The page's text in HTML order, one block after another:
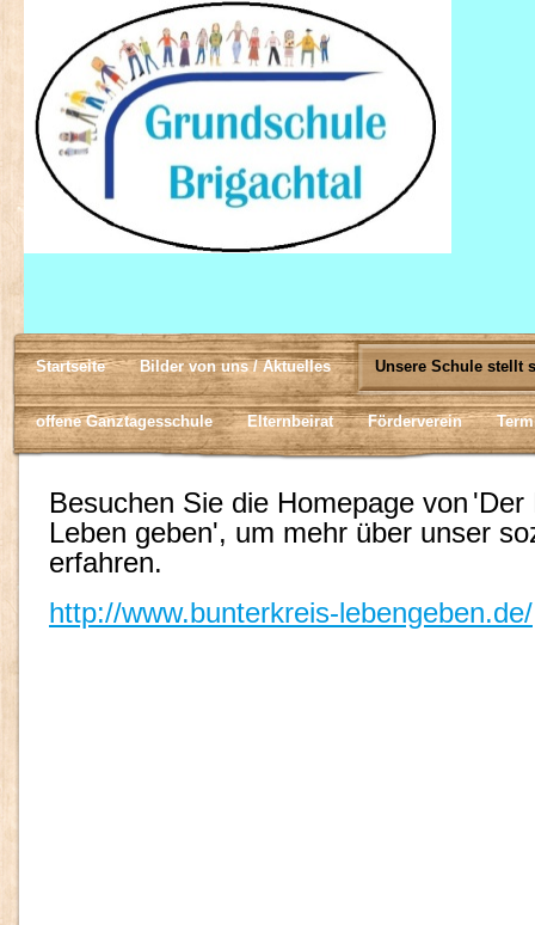
Startseite Bilder von uns / Aktuelles Unsere Schule stellt
offene Ganztagesschule Elternbeirat Förderverein
Besuchen Sie die Homepage von 'Der
Leben geben', um mehr über unser
erfahren.
http://www.bunterkreis-lebengeben.de/